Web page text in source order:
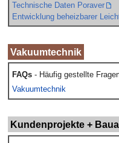
Technische Daten Poraver
Entwicklung beheizbarer
Vakuumtechnik
FAQs - Häufig gestellte
Vakuumtechnik
Kundenprojekte +